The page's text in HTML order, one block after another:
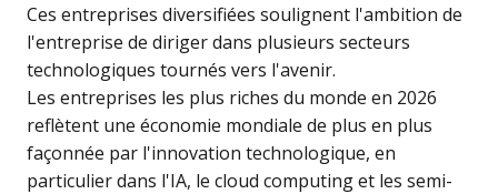
Ces entreprises diversifiées soulignent l'ambition de
l'entreprise de diriger dans plusieurs secteurs
technologiques tournés vers l'avenir.
Les entreprises les plus riches du monde en 2026
reflètent une économie mondiale de plus en plus
façonnée par l'innovation technologique, en
particulier dans l'IA, le cloud computing et les semi-